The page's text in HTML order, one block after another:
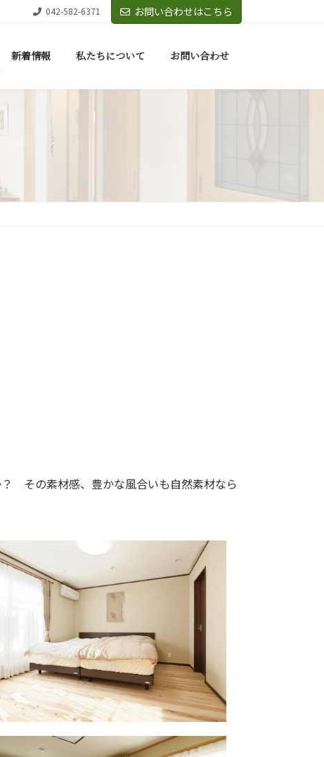
042-582-6371 お問い合わせはこちら
新着情報 私たちについて お問い合わせ
その素材感、豊かな風合いも自然素材なら